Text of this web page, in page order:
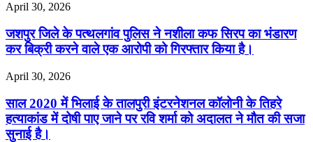
April 30, 2026
जशपुर जिले के पत्थलगांव पुलिस ने नशीला कफ सिरप का भंडारण
कर बिक्री करने वाले एक आरोपी को गिरफ्तार किया है।
April 30, 2026
साल 2020 में भिलाई के तालपुरी इंटरनेशनल कॉलोनी के तिहरे
हत्याकांड में दोषी पाए जाने पर रवि शर्मा को अदालत ने मौत की सजा
सुनाई है।